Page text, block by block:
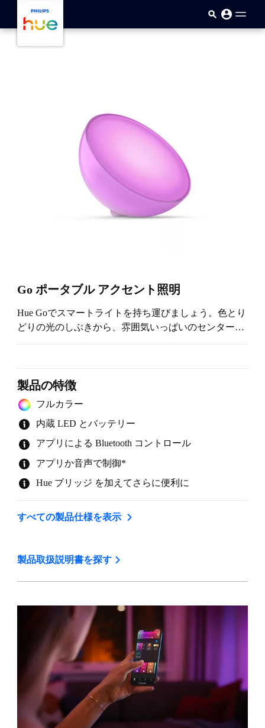
Go ポータブル アクセント照明
Hue Goでスマートライトを持ち運びましょう。色とり
どりの光のしぶきから、雰囲気いっぱいのセンターピ
ことはもちろん、Hue Bridge のスマート照明システム
に加えていただくこともできます。
製品の特徴
フルカラー
内蔵 LED とバッテリー
アプリによる Bluetooth コントロール
アプリか音声で制御*
Hue ブリッジ を加えてさらに便利に
すべての製品仕様を表示
製品取扱説明書を探す